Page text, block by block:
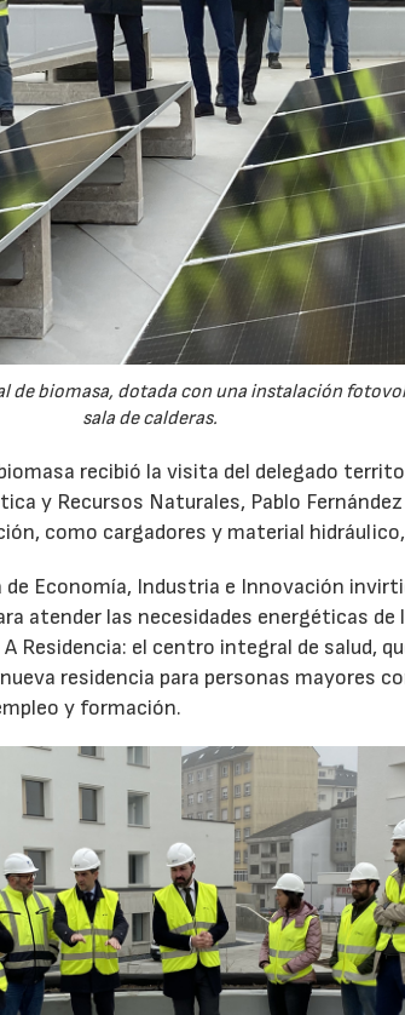
de biomasa, dotada con una instalación
sala de calderas.
recibió la visita del delegado
y Recursos Naturales, Pablo
como cargadores y material
de Economía, Industria e Innovación
atender las necesidades energéticas
Residencia: el centro integral de salud,
residencia para personas mayores
y formación.
23/07/2026